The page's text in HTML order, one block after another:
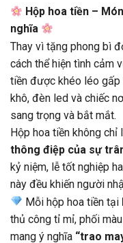
Hộp hoa tiền –
nghĩa
Thay vì tặng phong bì
cách thể hiện tình cảm
tiền được khéo léo gấp
khô, đèn led và chiếc
sang trọng và bắt mắt.
Hộp hoa tiền không
thông điệp của sự
kỷ niệm, lễ tốt nghiệp
này đều khiến người
Mỗi hộp hoa tiền tại
thủ công tỉ mỉ, phối
mang ý nghĩa “trao